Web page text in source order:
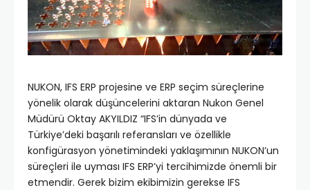
NUKON, IFS ERP projesine ve ERP seçim süreçlerine
yönelik olarak düşüncelerini aktaran Nukon Genel
Müdürü Oktay AKYILDIZ “IFS’in dünyada ve
Türkiye’deki başarılı referansları ve özellikle
konfigürasyon yönetimindeki yaklaşımının NUKON’un
süreçleri ile uyması IFS ERP’yi tercihimizde önemli bir
etmendir. Gerek bizim ekibimizin gerekse IFS